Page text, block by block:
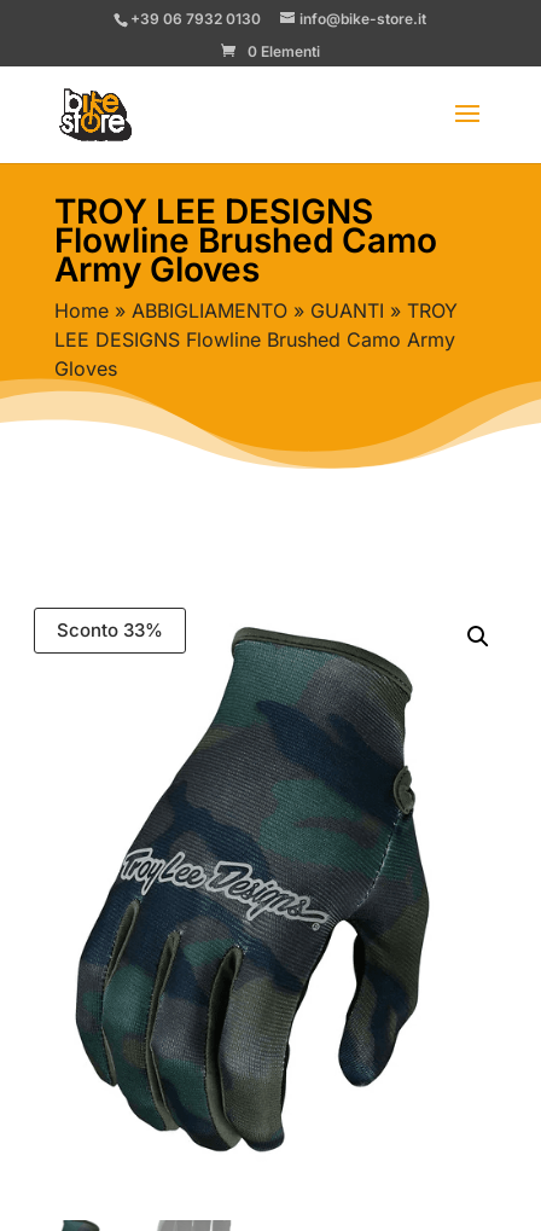
+39 06 7932 0130
info@bike-store.it
0 Elementi
TROY LEE DESIGNS
Flowline Brushed Camo
Army Gloves
Home» ABBIGLIAMENTO» GUANTI » TROY
LEE DESIGNS Flowline Brushed Camo Army
Gloves
Sconto 33%